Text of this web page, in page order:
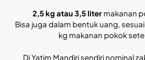
2,5 kg atau 3,5 litermakanan
Bisa juga dalam bentuk uang,
kg makanan pokok
Di Yatim Mandiri sendiri nominal